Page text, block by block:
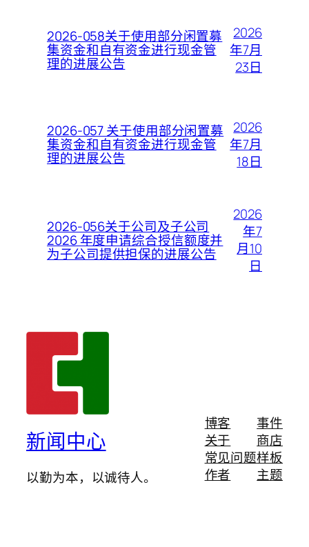
2026-058关于使用部分闲置募
集资金和自有资金进行现金管
理的进展公告
2026
年7月
23日
2026-057 关于使用部分闲置募
集资金和自有资金进行现金管
理的进展公告
2026
年7月
18日
2026-056关于公司及子公司
2026 年度申请综合授信额度并
为子公司提供担保的进展公告
2026
年7
月10
日
新闻中心
以勤为本，以诚待人。
博客
关于
常见问题
作者
事件
商店
样板
主题